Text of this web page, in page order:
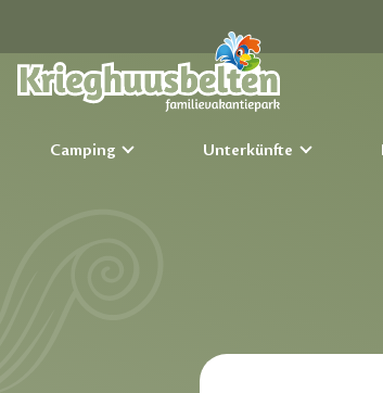
Camping Unterkünfte